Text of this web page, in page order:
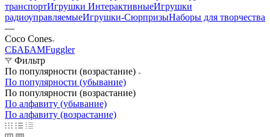
транспортИгрушки ИнтерактивныеИгрушки
радиоуправляемыеИгрушки-СюрпризыНаборы для творчества
—
Coco Cones
СБАБАМFuggler
Фильтр
По популярности (возрастание)
По популярности (убывание)
По популярности (возрастание)
По алфавиту (убывание)
По алфавиту (возрастание)